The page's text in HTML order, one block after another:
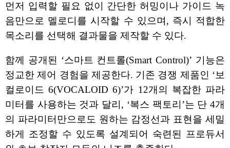
먼저 입력할 필요 없이 간단한 허밍이나 가이드 녹
음만으로 멜로디를 시작할 수 있으며, 즉시 적합한
목소리를 선택해 결과물을 제작할 수 있다.
함께 공개된 ‘스마트 컨트롤(Smart Control)’ 기능은
정교한 제어 경험을 제공한다. 기존 경쟁 제품인 ‘보
컬로이드 6(VOCALOID 6)’가 12개의 복잡한 파라
미터를 사용하는 것과 달리, ‘복스 팩토리’는 단 4개
의 파라미터만으로도 원하는 감정선과 표현을 세밀
하게 조정할 수 있도록 설계되어 숙련된 프로듀서